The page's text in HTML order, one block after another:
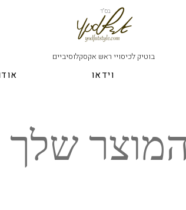
בס"ד
בוטיק לכיסויי ראש אקסקלוסיביים
וידאו
שלך